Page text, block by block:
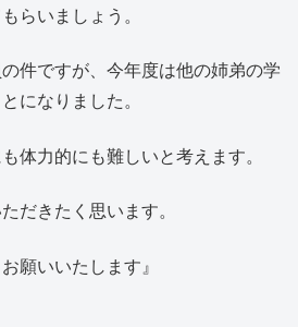
らいましょう。
件ですが、今年度は他の姉弟の学
になりました。
体力的にも難しいと考えます。
だきたく思います。
願いいたします』